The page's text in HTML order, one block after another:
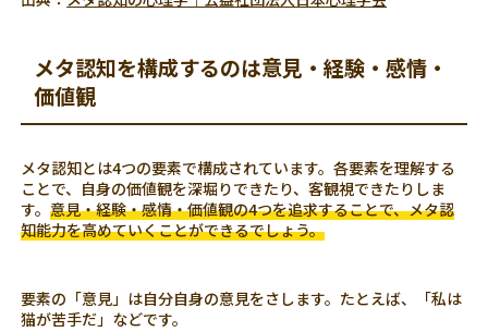
メタ認知を構成するのは意見・経験・感情・
価値観
メタ認知とは4つの要素で構成されています。各要素を理解する
ことで、自身の価値観を深堀りできたり、客観視できたりしま
す。意見・経験・感情・価値観の4つを追求することで、メタ認
知能力を高めていくことができるでしょう。
要素の「意見」は自分自身の意見をさします。たとえば、「私は
猫が苦手だ」などです。